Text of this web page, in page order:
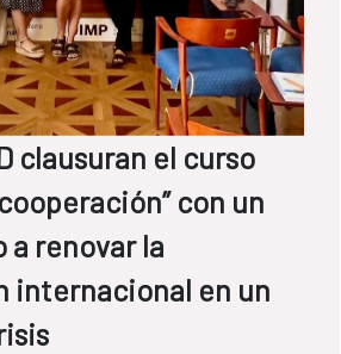
clausuran el curso
con un
a renovar la
internacional en un